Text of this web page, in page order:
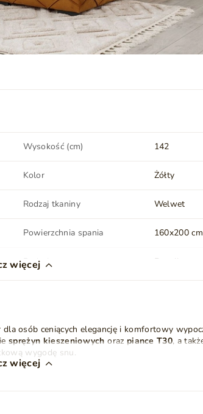
Wysokość (cm) 142
Kolor Żółty
Rodzaj tkaniny Welwet
Powierzchnia spania 160x200 cm
Rodzaj materaca Bonell
Kolor nóżek Czarny
Styl
więcej
osób ceniących elegancję i komfortowy
sprężyn kieszeniowych oraz piance T30, a
wygodę snu.
więcej